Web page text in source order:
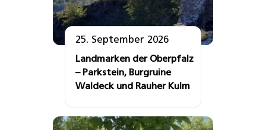
25. September 2026
Landmarken der Oberpfalz
– Parkstein, Burgruine
Waldeck und Rauher Kulm